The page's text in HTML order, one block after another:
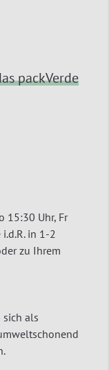
packVerde
15:30 Uhr, Fr
in 1-2
zu Ihrem
sich als